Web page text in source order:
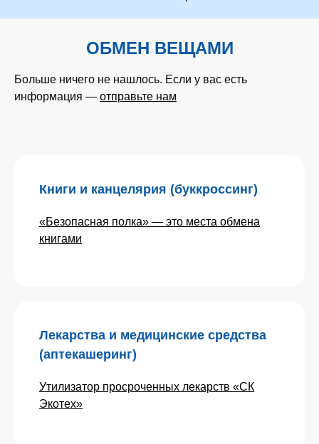
ОБМЕН ВЕЩАМИ
Больше ничего не нашлось. Если у вас есть
информация — отправьте нам
Книги и канцелярия (буккроссинг)
«Безопасная полка» — это места обмена
книгами
Лекарства и медицинские средства
(аптекашеринг)
Утилизатор просроченных лекарств «СК
Экотех»